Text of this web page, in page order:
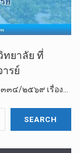
ยาลัย ที่
รย์
๓๔/๒๕๖๙ เรื่อง…